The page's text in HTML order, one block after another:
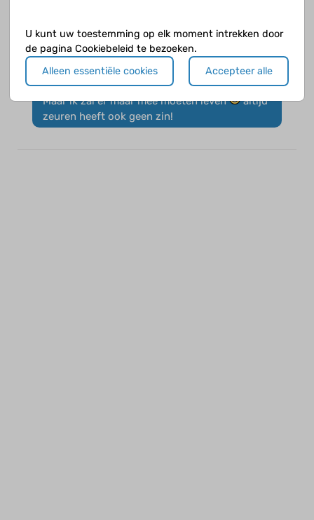
wil. Als ik nee zeg nemen hun er ook niet een,
dat is erg lief.
Maar ik krijg dan toch altijd wel tranen in mn
ogen. Ik vind het echt heel moeilijk.
Maar ik zal er maar mee moeten leven
altijd
zeuren heeft ook geen zin!
U kunt uw toestemming op elk moment intrekken door
de pagina Cookiebeleid te bezoeken.
Alleen essentiële cookies
Accepteer alle